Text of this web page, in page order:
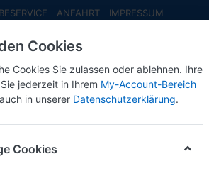
ANFAHRT IMPRESSUM
NEUHEITEN
Cookies
Cookies Sie zulassen oder ablehnen. Ihre
jederzeit in Ihrem My-Account-Bereich
in unserer Datenschutzerklärung.
Cookies